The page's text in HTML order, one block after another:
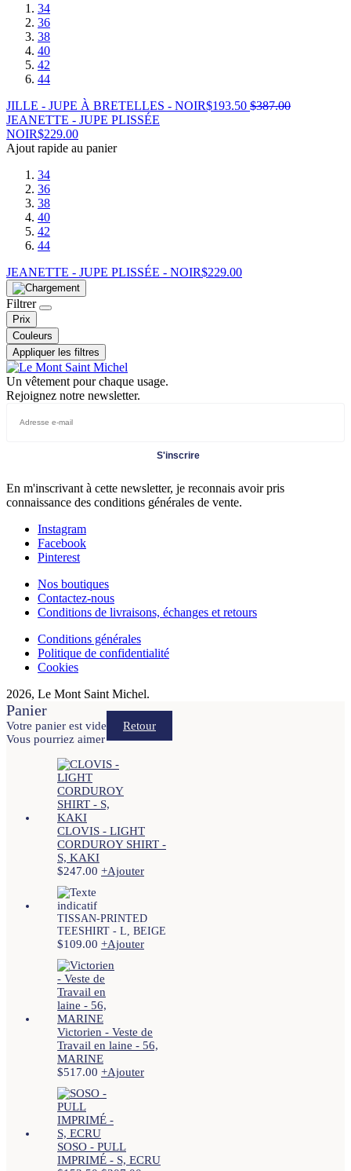
34
36
38
40
42
44
JILLE - JUPE À BRETELLES - NOIR$193.50 $387.00
JEANETTE - JUPE PLISSÉE
NOIR$229.00
Ajout rapide au panier
34
36
38
40
42
44
JEANETTE - JUPE PLISSÉE - NOIR$229.00
Filtrer
Prix
Couleurs
Appliquer les filtres
Un vêtement pour chaque usage.
Rejoignez notre newsletter.
S'inscrire
En m'inscrivant à cette newsletter, je reconnais avoir pris
connaissance des conditions générales de vente.
Instagram
Facebook
Pinterest
Nos boutiques
Contactez-nous
Conditions de livraisons, échanges et retours
Conditions générales
Politique de confidentialité
Cookies
2026, Le Mont Saint Michel.
Panier
Votre panier est vide
Retour
Vous pourriez aimer
CLOVIS - LIGHT
CORDUROY SHIRT -
S, KAKI
$247.00 +Ajouter
TISSAN-PRINTED
TEESHIRT - L, BEIGE
$109.00 +Ajouter
Victorien - Veste de
Travail en laine - 56,
MARINE
$517.00 +Ajouter
SOSO - PULL
IMPRIMÉ - S, ECRU